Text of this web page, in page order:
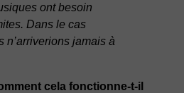
ont besoin
Dans le cas
n’arriverions jamais à
cela fonctionne-t-il